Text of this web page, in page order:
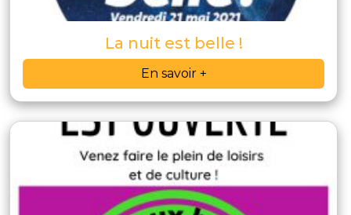
La nuit est belle !
En savoir +